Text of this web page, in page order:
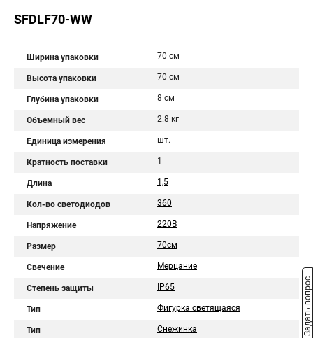
SFDLF70-WW
Ширина упаковки 70 см
Высота упаковки 70 см
Глубина упаковки 8 см
Объемный вес 2.8 кг
Единица измерения шт.
Кратность поставки 1
Длина 1,5
Кол-во светодиодов 360
Напряжение 220В
Размер 70см
Свечение Мерцание
Степень защиты IP65
Тип Фигурка светящаяся
Тип Снежинка Задать вопрос